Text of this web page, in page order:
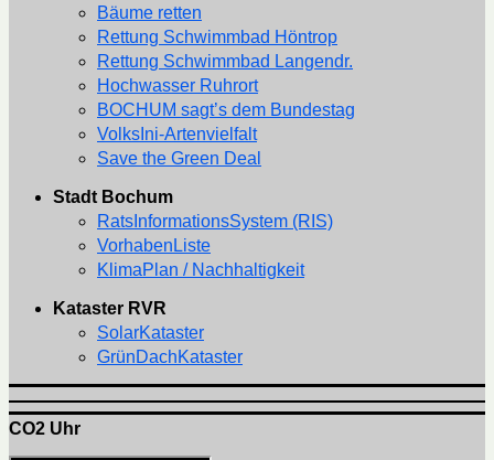
Bäume retten
Rettung Schwimmbad Höntrop
Rettung Schwimmbad Langendr.
Hochwasser Ruhrort
BOCHUM sagt’s dem Bundestag
VolksIni-Artenvielfalt
Save the Green Deal
Stadt Bochum
RatsInformationsSystem (RIS)
VorhabenListe
KlimaPlan / Nachhaltigkeit
Kataster RVR
SolarKataster
GrünDachKataster
CO2 Uhr